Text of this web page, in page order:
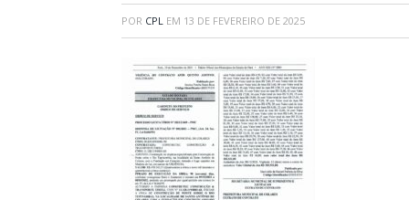
POR CPL EM 13 DE FEVEREIRO DE 2025